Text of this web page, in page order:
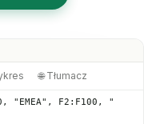
🌐 Tłumacz
"EMEA", F2:F100, "